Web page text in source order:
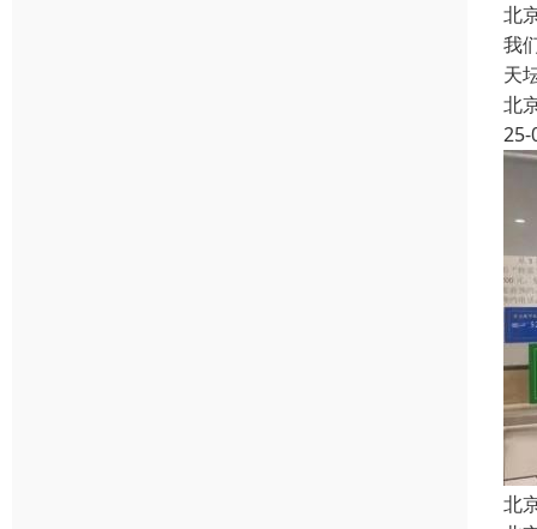
北
我
天
北
25-
北